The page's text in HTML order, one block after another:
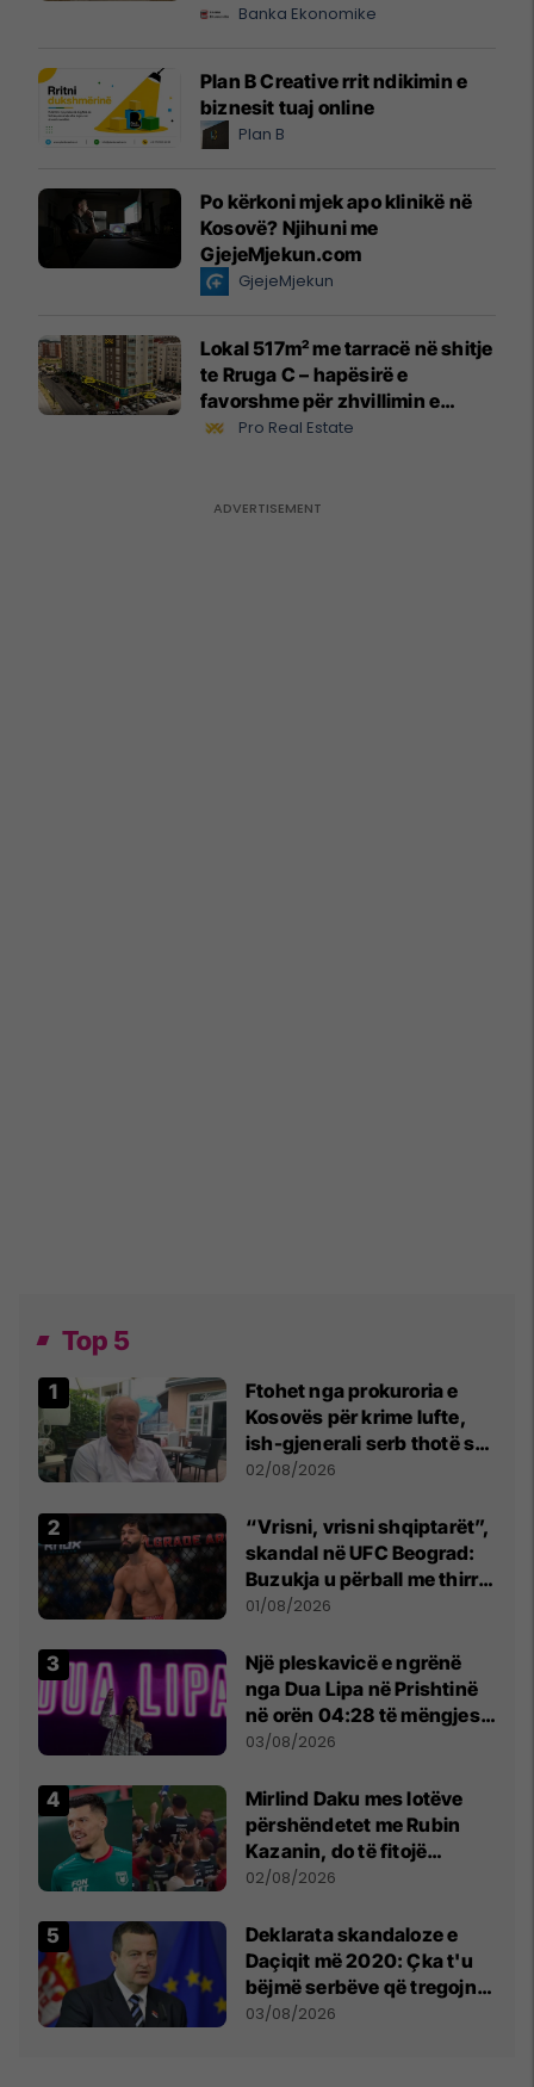
Banka Ekonomike
Plan B Creative rrit ndikimin e
biznesit tuaj online
Plan B
Po kërkoni mjek apo klinikë në
Kosovë? Njihuni me
GjejeMjekun.com
GjejeMjekun
Lokal 517m² me tarracë në shitje
te Rruga C – hapësirë e
favorshme për zhvillimin e
biznesit #15796
Pro Real Estate
Top 5
Ftohet nga prokuroria e
Kosovës për krime lufte,
ish-gjenerali serb thotë se
dikush e tradhtoi në
02/08/2026
“Vrisni, vrisni shqiptarët”,
skandal në UFC Beograd:
Buzukja u përball me thirrje
anti-shqiptare nga
01/08/2026
Një pleskavicë e ngrënë
nga Dua Lipa në Prishtinë
në orën 04:28 të mëngjesit
- dhe bota digjitale serbe
03/08/2026
Mirlind Daku mes lotëve
përshëndetet me Rubin
Kazanin, do të fitojë
miliona te Spartak Moska
02/08/2026
​Deklarata skandaloze e
Daçiqit më 2020: Çka t'u
bëjmë serbëve që tregojnë
ku janë varrosur shqiptarët
03/08/2026